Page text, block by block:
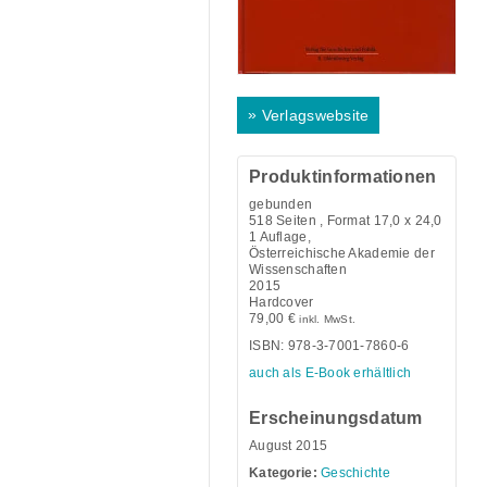
» Verlagswebsite
Produktinformationen
gebunden
518 Seiten , Format 17,0 x 24,0
1 Auflage,
Österreichische Akademie der
Wissenschaften
2015
Hardcover
79,00 € inkl. MwSt.
ISBN: 978-3-7001-7860-6
auch als E-Book erhältlich
Erscheinungsdatum
August 2015
Kategorie: Geschichte